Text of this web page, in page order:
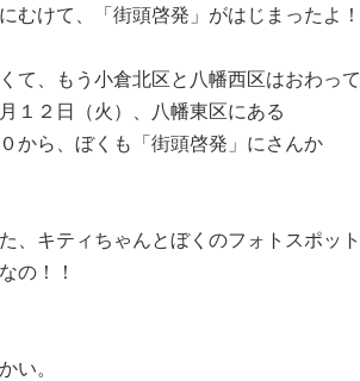
むけて、「街頭啓発」がはじまったよ！
て、もう小倉北区と八幡西区はおわって
１２日（火）、八幡東区にある
から、ぼくも「街頭啓発」にさんか
、キティちゃんとぼくのフォトスポット
の！！
い。